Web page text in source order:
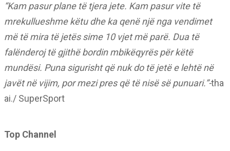
“Kam pasur plane të tjera jete. Kam pasur vite të
mrekullueshme këtu dhe ka qenë një nga vendimet
më të mira të jetës sime 10 vjet më parë. Dua të
falënderoj të gjithë bordin mbikëqyrës për këtë
mundësi. Puna sigurisht që nuk do të jetë e lehtë në
javët në vijim, por mezi pres që të nisë së punuari.”-tha
ai./ SuperSport
Top Channel